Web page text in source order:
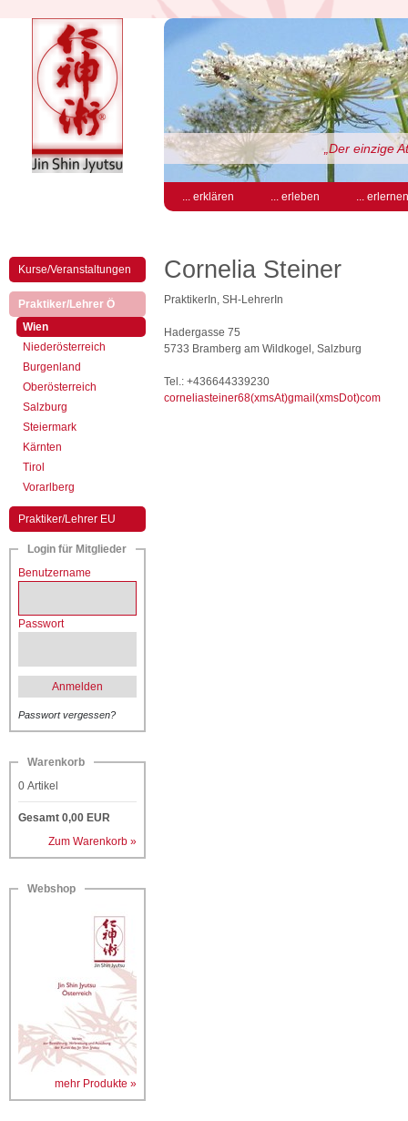
„Der einzige
... erklären ... erleben ... erlernen
Kurse/Veranstaltungen
Praktiker/Lehrer Ö(aktiv)
Wien(aktiv)
Niederösterreich
Burgenland
Oberösterreich
Salzburg
Steiermark
Kärnten
Tirol
Vorarlberg
Praktiker/Lehrer EU
Login für Mitglieder
Benutzername
Passwort
Anmelden
Passwort vergessen?
Warenkorb
0 Artikel
Gesamt 0,00 EUR
Zum Warenkorb »
Webshop
mehr Produkte »
Cornelia Steiner
PraktikerIn, SH-LehrerIn
Hadergasse 75
5733 Bramberg am Wildkogel, Salzburg
Tel.: +436644339230
corneliasteiner68(xmsAt)gmail(xmsDot)com